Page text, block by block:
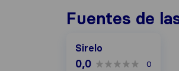
Fuentes de
Sirelo
0,0 0